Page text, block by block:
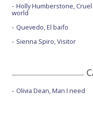
Holly Humberstone, Cruel
world
Quevedo, El baifo
Sienna Spiro, Visitor
Olivia Dean, Man I need